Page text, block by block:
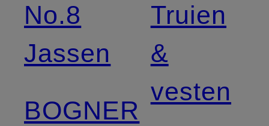
No.8
Jassen
BOGNER
Truien
&
vesten